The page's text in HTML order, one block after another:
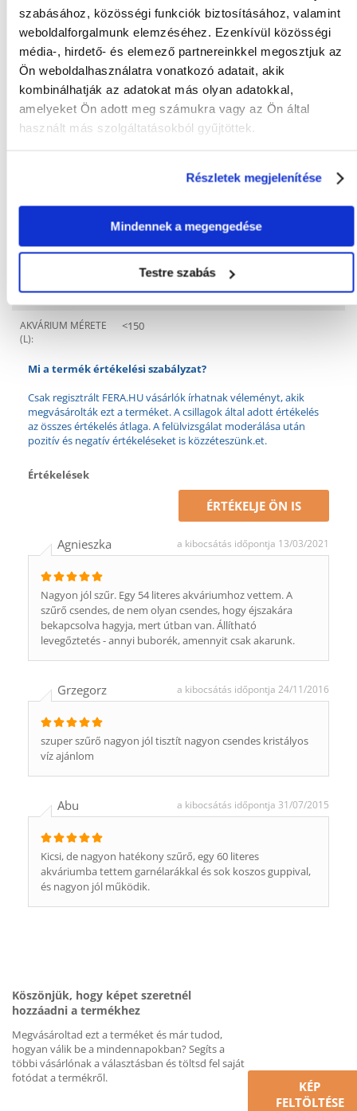
szabásához, közösségi funkciók biztosításához, valamint
weboldalforgalmunk elemzéséhez. Ezenkívül közösségi
média-, hirdető- és elemező partnereinkkel megosztjuk az
Ön weboldalhasználatra vonatkozó adatait, akik
kombinálhatják az adatokat más olyan adatokkal,
amelyeket Ön adott meg számukra vagy az Ön által
használt más szolgáltatásokból gyűjtöttek.
Részletek megjelenítése
Mindennek a megengedése
Testre szabás
Gyakori Kérdések (GYIK)
FAJTA: Szűrő
SZŰRŐANYAG: Szivacs
4.4
AQUAEL
ÁTFOLYÁS (L/H): 500
AKVÁRIUM MÉRETE
(L):
<150
Mi a termék értékelési szabályzat?
Csak regisztrált FERA.HU vásárlók írhatnak véleményt, akik
megvásárolták ezt a terméket. A csillagok által adott értékelés
az összes értékelés átlaga. A felülvizsgálat moderálása után
pozitív és negatív értékeléseket is közzéteszünk.et.
Értékelések
ÉRTÉKELJE ÖN IS
Agnieszka a kibocsátás időpontja 13/03/2021
Nagyon jól szűr. Egy 54 literes akváriumhoz vettem. A
szűrő csendes, de nem olyan csendes, hogy éjszakára
bekapcsolva hagyja, mert útban van. Állítható
levegőztetés - annyi buborék, amennyit csak akarunk.
Grzegorz a kibocsátás időpontja 24/11/2016
szuper szűrő nagyon jól tisztít nagyon csendes kristályos
víz ajánlom
Abu a kibocsátás időpontja 31/07/2015
Kicsi, de nagyon hatékony szűrő, egy 60 literes
akváriumba tettem garnélarákkal és sok koszos guppival,
és nagyon jól működik.
Köszönjük, hogy képet szeretnél
hozzáadni a termékhez
Megvásároltad ezt a terméket és már tudod,
hogyan válik be a mindennapokban? Segíts a
többi vásárlónak a választásban és töltsd fel saját
fotódat a termékről.
KÉP
FELTÖLTÉSE